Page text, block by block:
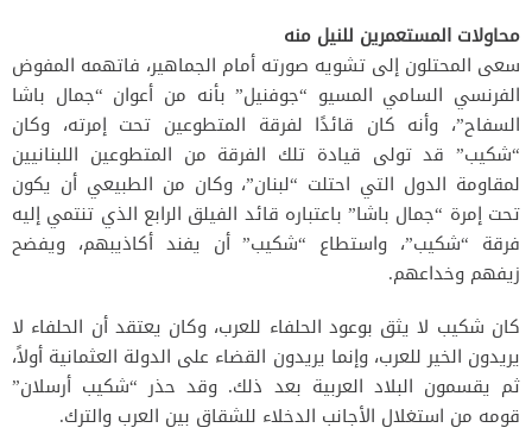
محاولات المستعمرين للنيل منه
سعى المحتلون إلى تشويه صورته أمام الجماهير، فاتهمه المفوض
الفرنسي السامي المسيو “جوفنيل” بأنه من أعوان “جمال باشا
السفاح”، وأنه كان قائدًا لفرقة المتطوعين تحت إمرته، وكان
“شكيب” قد تولى قيادة تلك الفرقة من المتطوعين اللبنانيين
لمقاومة الدول التي احتلت “لبنان”، وكان من الطبيعي أن يكون
تحت إمرة “جمال باشا” باعتباره قائد الفيلق الرابع الذي تنتمي إليه
فرقة “شكيب”، واستطاع “شكيب” أن يفند أكاذيبهم، ويفضح
زيفهم وخداعهم.
كان شكيب لا يثق بوعود الحلفاء للعرب، وكان يعتقد أن الحلفاء لا
يريدون الخير للعرب، وإنما يريدون القضاء على الدولة العثمانية أولاً،
ثم يقسمون البلاد العربية بعد ذلك. وقد حذر “شكيب أرسلان”
قومه من استغلال الأجانب الدخلاء للشقاق بين العرب والترك.